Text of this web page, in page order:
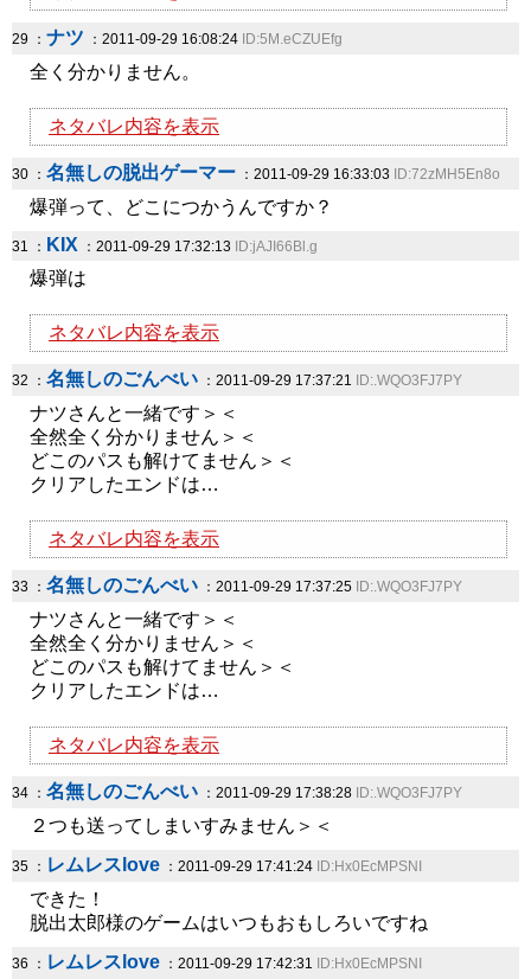
29 ： ナツ ：2011-09-29 16:08:24 ID:5M.eCZUEfg
全く分かりません。
ネタバレ内容を表示
30 ： 名無しの脱出ゲーマー ：2011-09-29 16:33:03 ID:72zMH5En8o
爆弾って、どこにつかうんですか？
31 ： KIX ：2011-09-29 17:32:13 ID:jAJI66Bl.g
爆弾は
ネタバレ内容を表示
32 ： 名無しのごんべい ：2011-09-29 17:37:21 ID:.WQO3FJ7PY
ナツさんと一緒です＞＜
全然全く分かりません＞＜
どこのパスも解けてません＞＜
クリアしたエンドは…
ネタバレ内容を表示
33 ： 名無しのごんべい ：2011-09-29 17:37:25 ID:.WQO3FJ7PY
ナツさんと一緒です＞＜
全然全く分かりません＞＜
どこのパスも解けてません＞＜
クリアしたエンドは…
ネタバレ内容を表示
34 ： 名無しのごんべい ：2011-09-29 17:38:28 ID:.WQO3FJ7PY
２つも送ってしまいすみません＞＜
35 ： レムレスlove ：2011-09-29 17:41:24 ID:Hx0EcMPSNI
できた！
脱出太郎様のゲームはいつもおもしろいですね
36 ： レムレスlove ：2011-09-29 17:42:31 ID:Hx0EcMPSNI